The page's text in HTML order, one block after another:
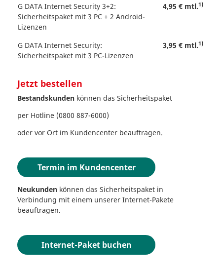
G DATA Internet Security 3+2:
Sicherheitspaket mit 3 PC + 2 Android-
Lizenzen
4,95 € mtl.1)
G DATA Internet Security:
Sicherheitspaket mit 3 PC-Lizenzen
3,95 € mtl.1)
Jetzt bestellen
Bestandskunden können das Sicherheitspaket
per Hotline (0800 887-6000)
oder vor Ort im Kundencenter beauftragen.
Termin im Kundencenter
Neukunden können das Sicherheitspaket in
Verbindung mit einem unserer Internet-Pakete
beauftragen.
Internet-Paket buchen